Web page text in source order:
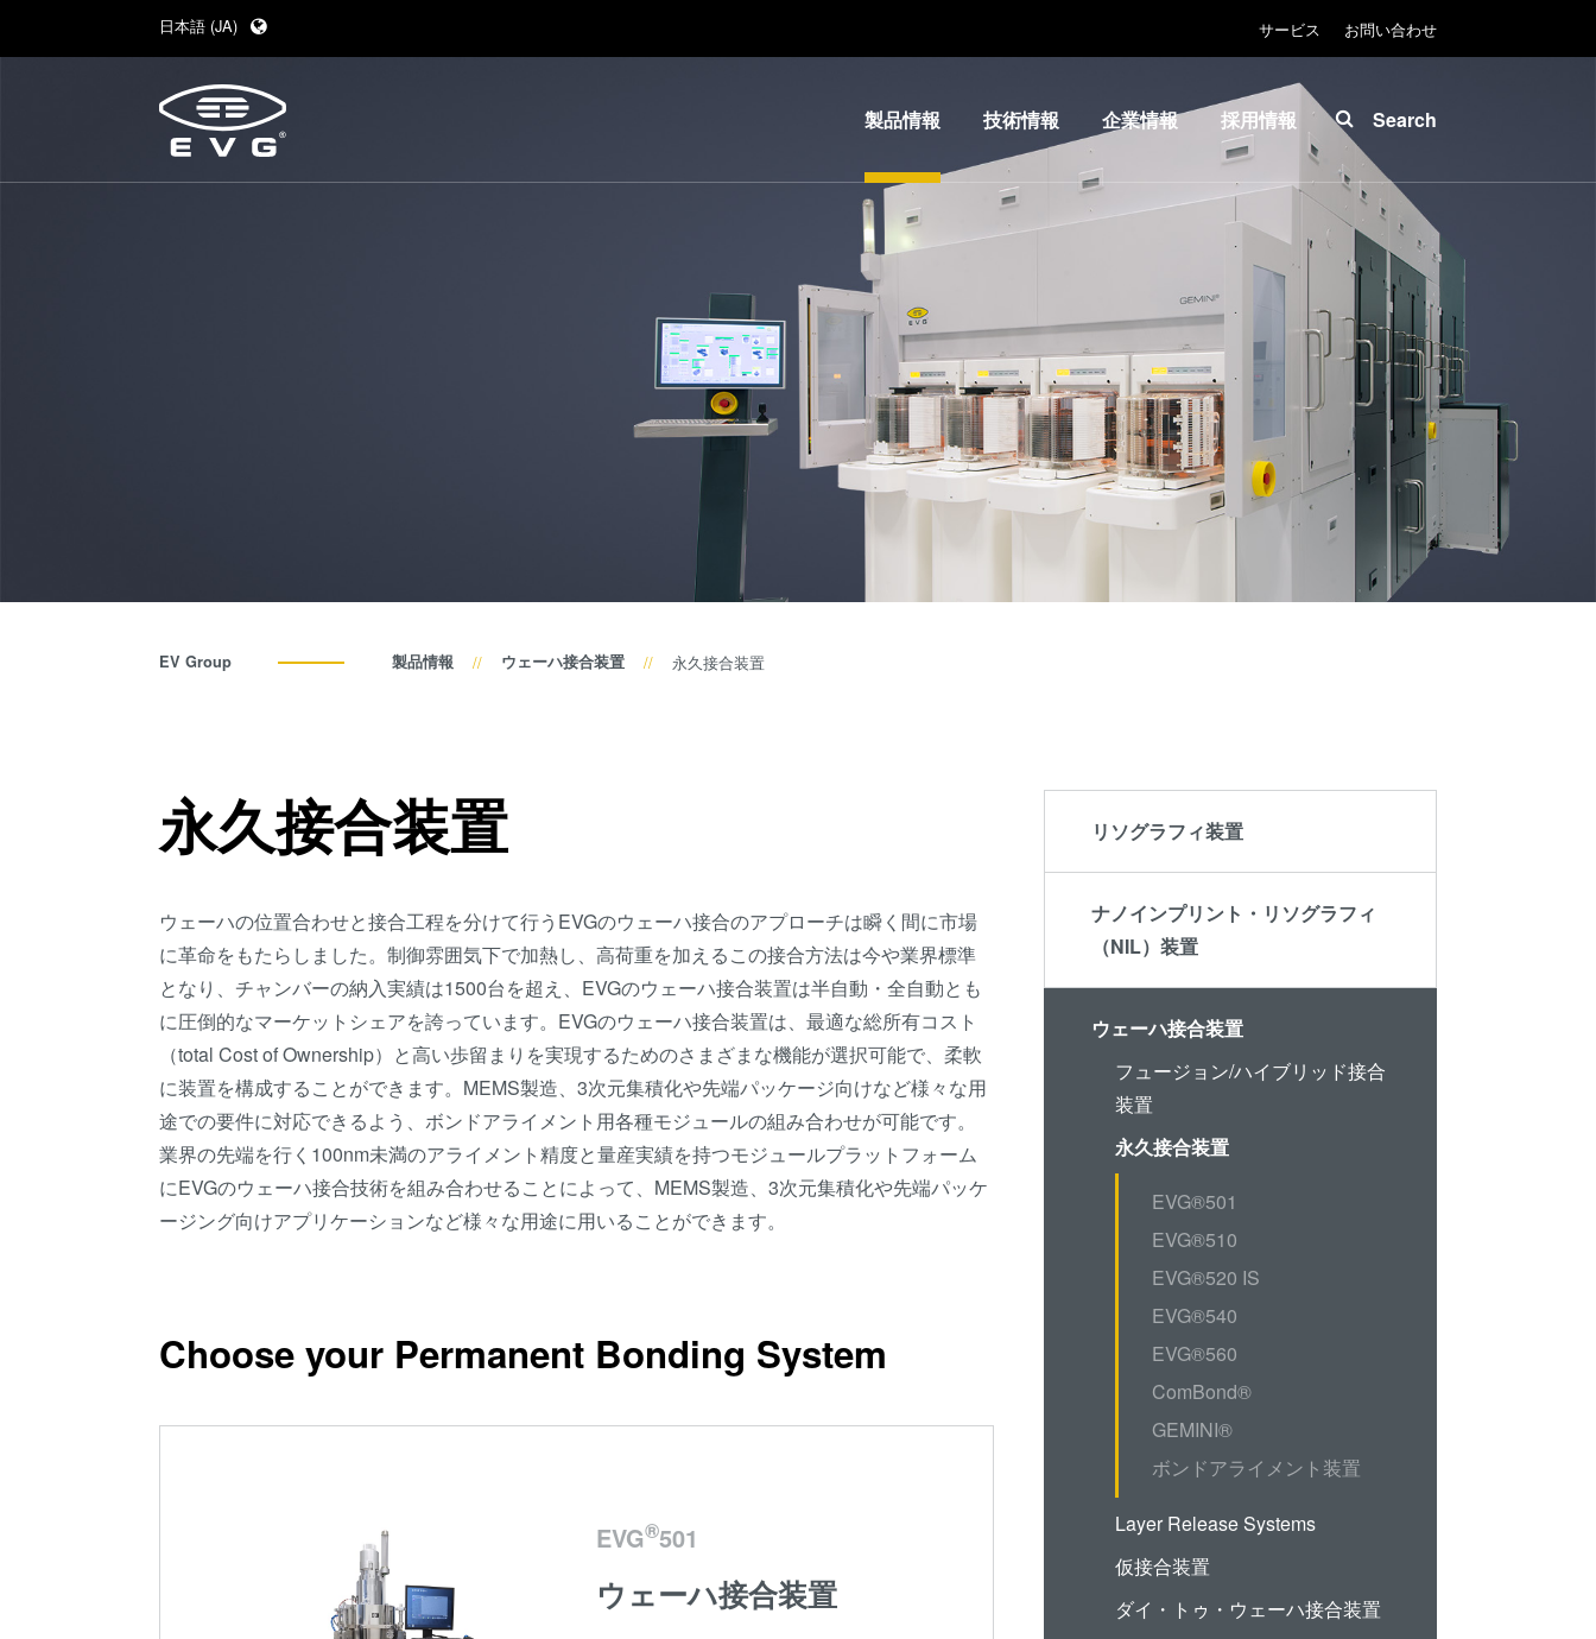
日本語 (JA)
Deutsch (DE)
サービス お問い合わせ
製品情報
リソグ
ラフィ
装置
ナノイ
ンプリ
ント・
リソグ
ラフィ
ウェー
ス
技術情報
MLE™ マスク
レス・リソグラ
フィ
ナノインプリン
ト・リソグラフ
ウェーハレベ
接合
フュージョン/ハ
イブリッド接合
ェーハ プラズマ
活性化フュージ
企業情報
拠点一
覧
ニュー
ス
展示
会・セ
ミナー
イヤー
R&D
Projects
採用情報
INSIDER-
EVGでの
お仕事
EVGライ
フ
INSIDER
How do I
Insider?
Search
EV Group 製品情報 ウェーハ接合装置 永久接合装置
永久接合装置
ウェーハの位置合わせと接合工程を分けて行うEVGのウェーハ接合のアプローチは瞬く間に市場
に革命をもたらしました。制御雰囲気下で加熱し、高荷重を加えるこの接合方法は今や業界標準
となり、チャンバーの納入実績は1500台を超え、EVGのウェーハ接合装置は半自動・全自動とも
に圧倒的なマーケットシェアを誇っています。EVGのウェーハ接合装置は、最適な総所有コスト
（total Cost of Ownership）と高い歩留まりを実現するためのさまざまな機能が選択可能で、柔軟
に装置を構成することができます。MEMS製造、3次元集積化や先端パッケージ向けなど様々な用
途での要件に対応できるよう、ボンドアライメント用各種モジュールの組み合わせが可能です。
業界の先端を行く100nm未満のアライメント精度と量産実績を持つモジュールプラットフォーム
にEVGのウェーハ接合技術を組み合わせることによって、MEMS製造、3次元集積化や先端パッケ
ージング向けアプリケーションなど様々な用途に用いることができます。
Choose your Permanent Bonding System
EVG®501
ウェーハ接合装置
リソグラフィ装置
ナノインプリント・リソグラフィ
（NIL）装置
ウェーハ接合装置
フュージョン/ハイブリッド接合
装置
永久接合装置
EVG®501
EVG®510
EVG®520 IS
EVG®540
EVG®560
ComBond®
GEMINI®
ボンドアライメント装置
Layer Release Systems
仮接合装置
ダイ・トゥ・ウェーハ接合装置